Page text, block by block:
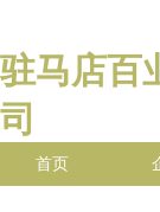
驻马店百
司
首页